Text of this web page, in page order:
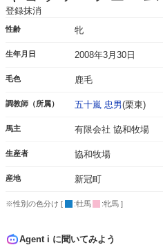
登録抹消
性齢 牝
生年月日 2008年3月30日
毛色 鹿毛
調教師（所属） 五十嵐 忠男(栗東)
馬主 有限会社 協和牧場
生産者 協和牧場
産地 新冠町
※性別の色分け [ :牡馬 :牝馬 ]
Agent i に聞いてみよう